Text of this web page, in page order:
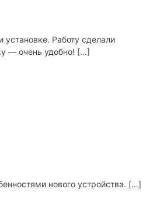
Работу сделали
— очень удобно! […]
нового устройства. […]